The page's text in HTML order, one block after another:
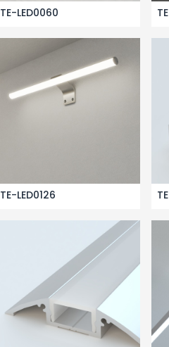
TE-LED0060
TE-LED0126